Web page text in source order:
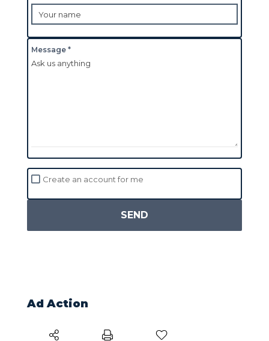
Message *
Create an account for me
SEND
Ad Action